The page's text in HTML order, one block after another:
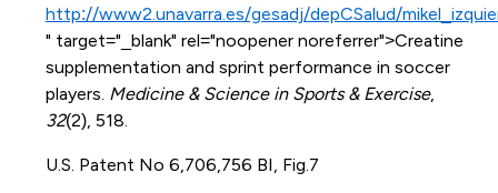
http://www2.unavarra.es/gesadj/depCSalud/
" target="_blank" rel="noopener noreferrer">Creatine
supplementation and sprint performance in soccer
players. Medicine & Science in Sports & Exercise,
32(2), 518.
U.S. Patent No 6,706,756 BI, Fig.7